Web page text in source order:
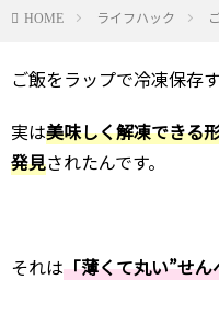
HOME ライフハック
ご飯をラップで冷凍保存
実は美味しく解凍できる
発見されたんです。
それは「薄くて丸い”せん